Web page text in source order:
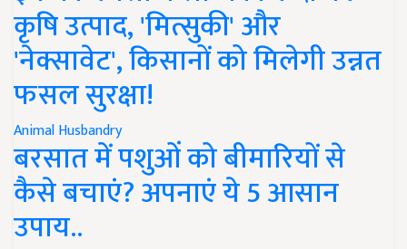
कृषि उत्पाद, 'मित्सुकी' और
'नेक्सावेट', किसानों को मिलेगी उन्नत
फसल सुरक्षा!
Animal Husbandry
बरसात में पशुओं को बीमारियों से
कैसे बचाएं? अपनाएं ये 5 आसान
उपाय..